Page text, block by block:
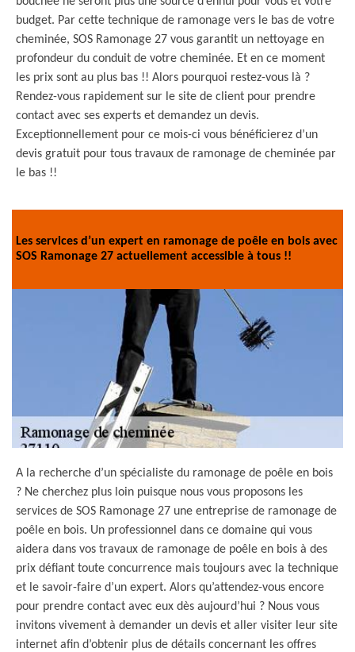
budget. Par cette technique de ramonage vers le bas de votre
cheminée, SOS Ramonage 27 vous garantit un nettoyage en
profondeur du conduit de votre cheminée. Et en ce moment
les prix sont au plus bas !! Alors pourquoi restez-vous là ?
Rendez-vous rapidement sur le site de client pour prendre
contact avec ses experts et demandez un devis.
Exceptionnellement pour ce mois-ci vous bénéficierez d’un
devis gratuit pour tous travaux de ramonage de cheminée par
le bas !!
Les services d’un expert en ramonage de poêle en bois avec
SOS Ramonage 27 actuellement accessible à tous !!
A la recherche d’un spécialiste du ramonage de poêle en bois
? Ne cherchez plus loin puisque nous vous proposons les
services de SOS Ramonage 27 une entreprise de ramonage de
poêle en bois. Un professionnel dans ce domaine qui vous
aidera dans vos travaux de ramonage de poêle en bois à des
prix défiant toute concurrence mais toujours avec la technique
et le savoir-faire d’un expert. Alors qu’attendez-vous encore
pour prendre contact avec eux dès aujourd’hui ? Nous vous
invitons vivement à demander un devis et aller visiter leur site
internet afin d’obtenir plus de détails concernant les offres